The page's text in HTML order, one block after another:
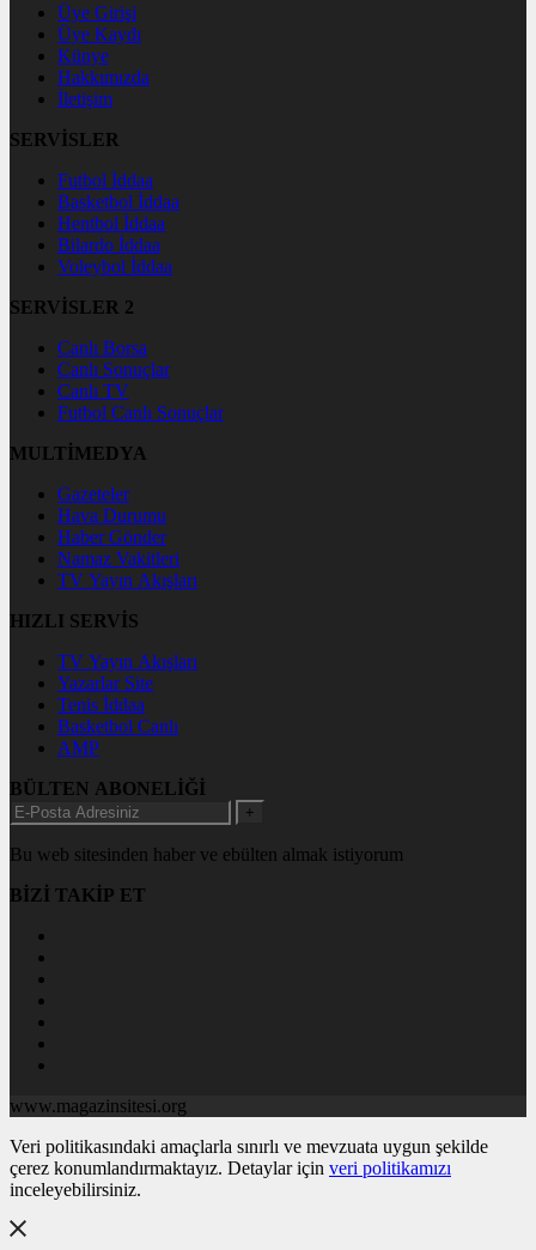
Üye Girişi
Üye Kaydı
Künye
Hakkımızda
İletişim
SERVİSLER
Futbol İddaa
Basketbol İddaa
Hentbol İddaa
Bilardo İddaa
Voleybol İddaa
SERVİSLER 2
Canlı Borsa
Canlı Sonuçlar
Canlı TV
Futbol Canlı Sonuçlar
MULTİMEDYA
Gazeteler
Hava Durumu
Haber Gönder
Namaz Vakitleri
TV Yayın Akışları
HIZLI SERVİS
TV Yayın Akışları
Yazarlar Site
Tenis İddaa
Basketbol Canlı
AMP
BÜLTEN ABONELİĞİ
+
Bu web sitesinden haber ve ebülten almak istiyorum
BİZİ TAKİP ET
www.magazinsitesi.org
Veri politikasındaki amaçlarla sınırlı ve mevzuata uygun şekilde
çerez konumlandırmaktayız. Detaylar için veri politikamızı
inceleyebilirsiniz.